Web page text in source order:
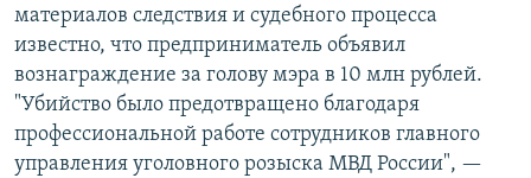
материалов следствия и судебного процесса
известно, что предприниматель объявил
вознаграждение за голову мэра в 10 млн рублей.
"Убийство было предотвращено благодаря
профессиональной работе сотрудников главного
управления уголовного розыска МВД России", —